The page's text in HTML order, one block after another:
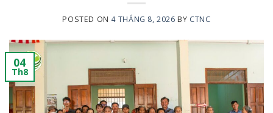
POSTED ON 4 THÁNG 8, 2026 BY CTNC
04
Th8